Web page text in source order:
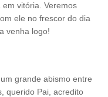
vitória. Veremos
ele no frescor do dia
venha logo!
grande abismo entre
querido Pai, acredito